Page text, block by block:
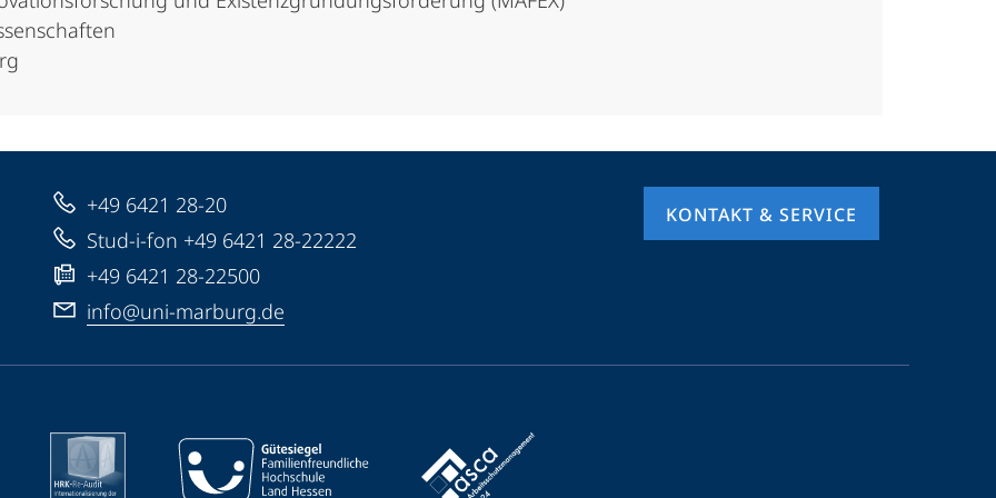
+49 6421 28-20
Stud-i-fon +49 6421 28-22222
+49 6421 28-22500
info@uni-marburg.de
KONTAKT & SERVICE